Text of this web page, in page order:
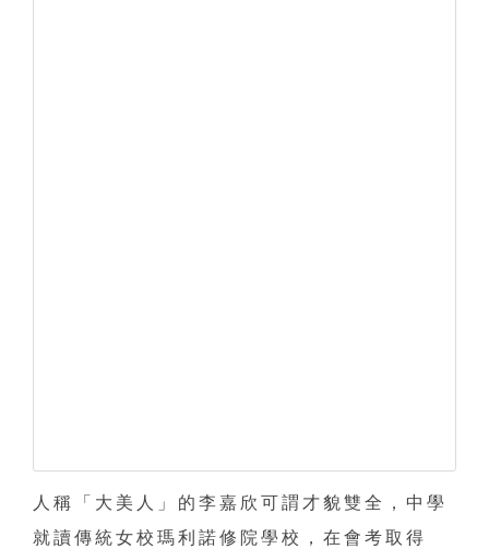
人稱「大美人」的李嘉欣可謂才貌雙全，中學
就讀傳統女校瑪利諾修院學校，在會考取得